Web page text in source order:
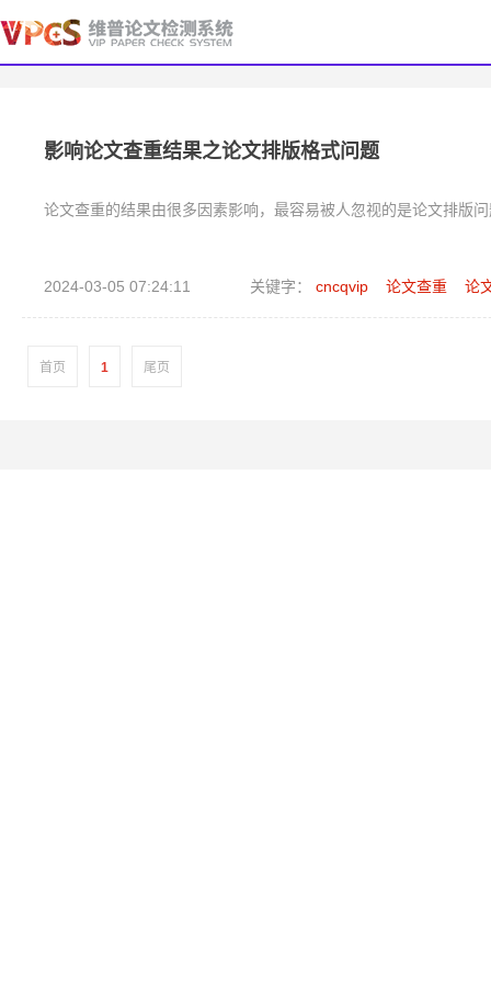
影响论文查重结果之论文排版格式问题
论文查重的结果由很多因素影响，最容易被人忽视的是论文排版
2024-03-05 07:24:11 关键字： cncqvip 论文查重 论
首页 1 尾页